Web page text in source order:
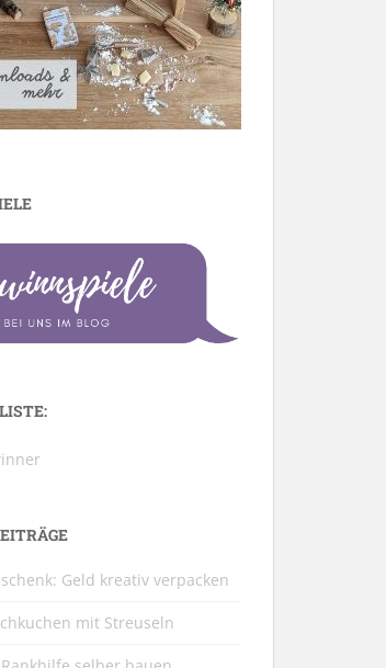
Geld kreativ verpacken
mit Streuseln